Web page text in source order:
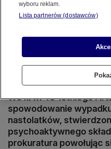
Zderzenie z lawetą, troje
Źródło zdj.
We krwi 43-letniego
spowodowanie
nastolatków,
psychoaktywnego
prokuratura powołując
wyboru reklam.
Lista partnerów (dostawców)